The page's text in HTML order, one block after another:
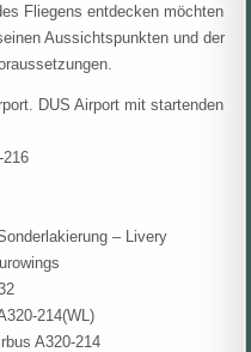
Fliegens entdecken möchten
Aussichtspunkten und der
DUS Airport mit startenden
216
– Livery
214(WL)
A320-214